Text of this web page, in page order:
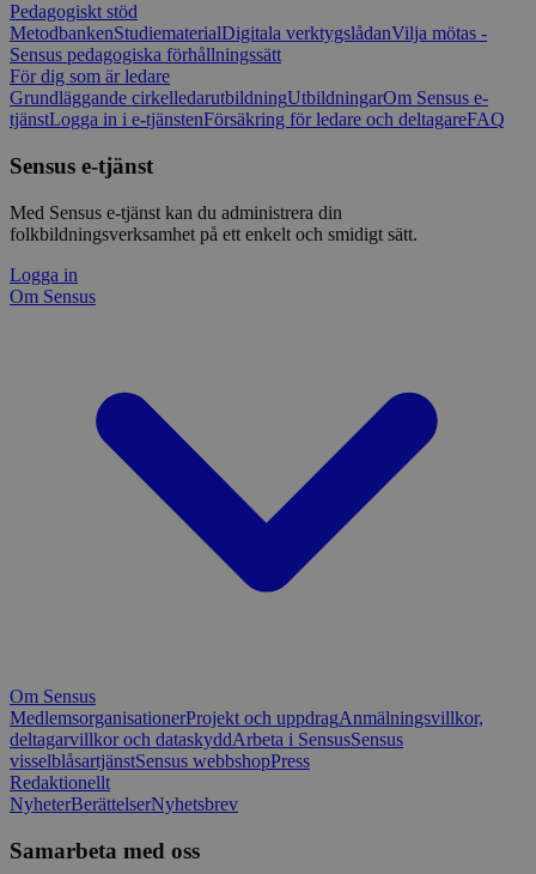
Pedagogiskt stöd
MetodbankenStudiematerialDigitala verktygslådanVilja mötas -
Sensus pedagogiska förhållningssätt
För dig som är ledare
Grundläggande cirkelledarutbildningUtbildningarOm Sensus e-
tjänstLogga in i e-tjänstenFörsäkring för ledare och deltagareFAQ
Sensus e-tjänst
Med Sensus e-tjänst kan du administrera din
folkbildningsverksamhet på ett enkelt och smidigt sätt.
Logga in
Om Sensus
Om Sensus
MedlemsorganisationerProjekt och uppdragAnmälningsvillkor,
deltagarvillkor och dataskyddArbeta i SensusSensus
visselblåsartjänstSensus webbshopPress
Redaktionellt
NyheterBerättelserNyhetsbrev
Samarbeta med oss